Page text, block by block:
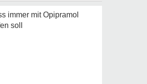
immer mit Opipramol
soll